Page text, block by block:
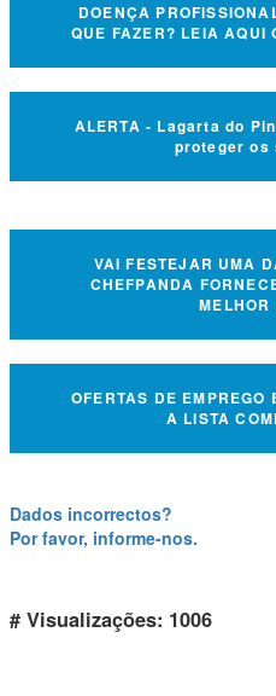
DOENÇA
QUE FAZER? LEIA AQUI
ALERTA - Lagarta do
proteger os
VAI FESTEJAR UMA
CHEFPANDA
MELHOR
OFERTAS DE
A LISTA
Dados incorrectos?
Por favor, informe-nos.
# Visualizações: 1006